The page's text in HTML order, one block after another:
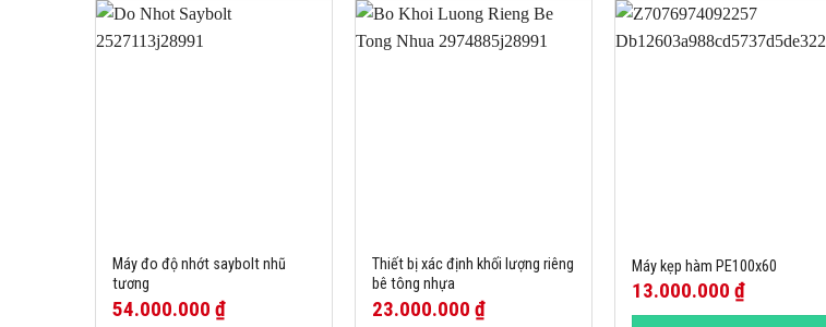
Máy đo độ nhớt saybolt nhũ
tương
54.000.000 ₫
Thiết bị xác định khối lượng riêng
bê tông nhựa
23.000.000 ₫
Máy kẹp hàm PE100x60
13.000.000 ₫